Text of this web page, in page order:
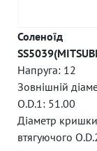
Соленоїд
Напруга: 12
Зовнішній
O.D.1: 51.00
Діаметр кришки
втягуючого